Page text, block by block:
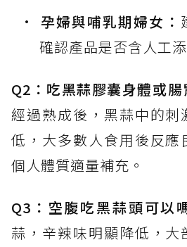
孕婦與哺乳期婦女：
確認產品是否含人工
Q2：吃黑蒜膠囊身體或腸
經過熟成後，黑蒜中的刺
低，大多數人食用後反應
個人體質適量補充。
Q3：空腹吃黑蒜頭可以
蒜，辛辣味明顯降低，大